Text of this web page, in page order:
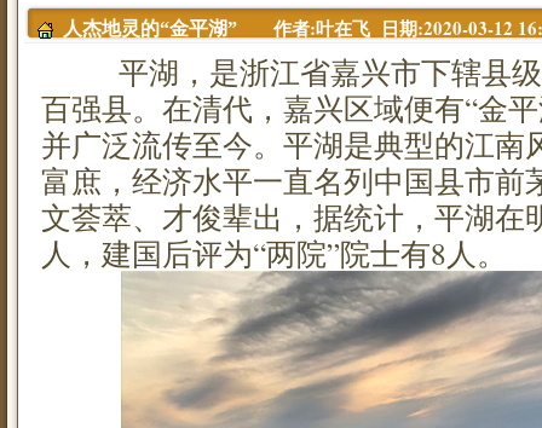
人杰地灵的“金平湖” 作者:叶在飞 日期:2020-03-12
平湖，是浙江省嘉兴市下辖县级
百强县。在清代，嘉兴区域便有“金
并广泛流传至今。平湖是典型的江南
富庶，经济水平一直名列中国县市前
文荟萃、才俊辈出，据统计，平湖在
人，建国后评为“两院”院士有8人。